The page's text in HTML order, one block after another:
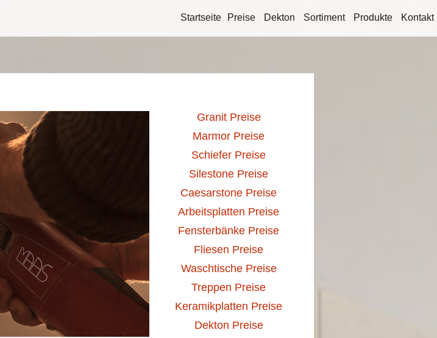
Startseite Preise Dekton Sortiment Produkte Kontakt
Granit Preise
Marmor Preise
Schiefer Preise
Silestone Preise
Caesarstone Preise
Arbeitsplatten Preise
Fensterbänke Preise
Fliesen Preise
Waschtische Preise
Treppen Preise
Keramikplatten Preise
Dekton Preise